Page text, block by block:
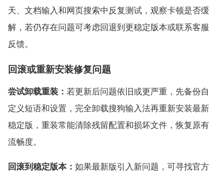
天、文档输入和网页搜索中反复测试，观察卡顿是否缓
解，若仍存在问题可考虑回退到更稳定版本或联系客服
反馈。
回滚或重新安装修复问题
尝试卸载重装： 若更新后问题依旧或更严重，先备份自
定义短语和设置，完全卸载搜狗输入法再重新安装最新
稳定版，重装常能清除残留配置和损坏文件，恢复原有
流畅度。
回滚到稳定版本： 如果最新版引入新问题，可寻找官方